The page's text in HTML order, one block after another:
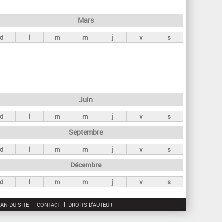
r
c
Mars
d l m m j v s
Juin
d l m m j v s
Septembre
d l m m j v s
Décembre
d l m m j v s
DU SITE CONTACT DROITS D'AUTEUR